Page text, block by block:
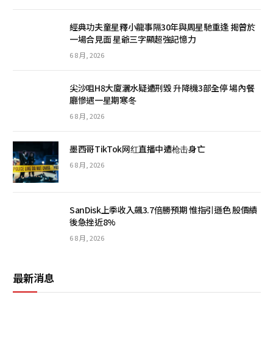
經典功夫童星釋小龍事隔30年與周星馳重逢 揭曾於
一場合見面 星爺三字顯超強記憶力
6 8 月, 2026
尖沙咀H8大廈灑水疑遭刑毀 升降機3部全停 場內餐
廳慘遇一星期寒冬
6 8 月, 2026
墨西哥TikTok网红直播中遭枪击身亡
6 8 月, 2026
SanDisk上季收入飆3.7倍勝預期 惟指引遜色 股價績
後急挫近8%
6 8 月, 2026
最新消息